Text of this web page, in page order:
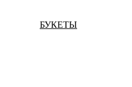
БУКЕТЫ